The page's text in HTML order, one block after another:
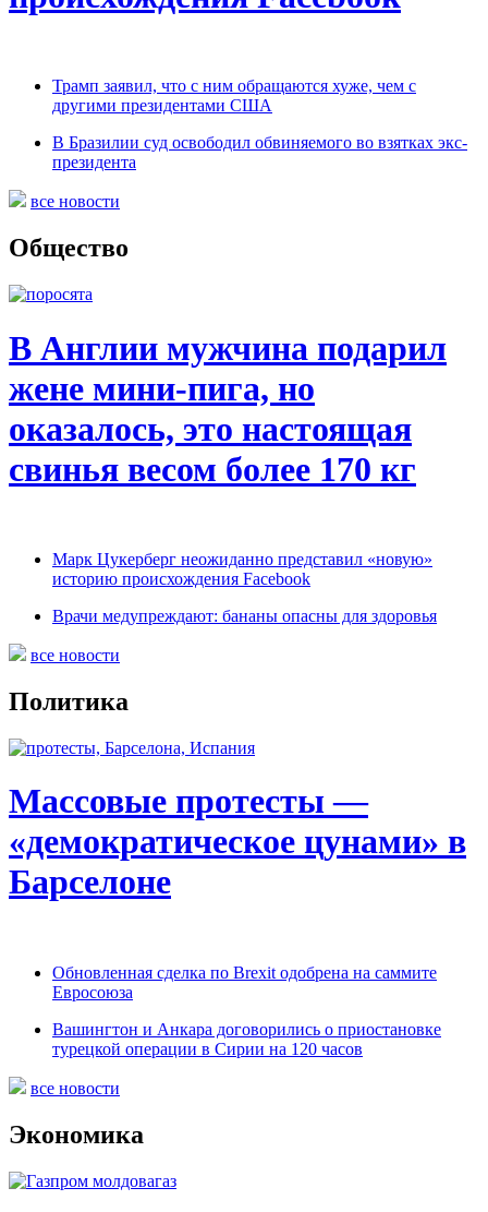
Трамп заявил, что с ним обращаются хуже, чем с
другими президентами США
В Бразилии суд освободил обвиняемого во взятках экс-
президента
все новости
Общество
В Англии мужчина подарил
жене мини-пига, но
оказалось, это настоящая
свинья весом более 170 кг
Марк Цукерберг неожиданно представил «новую»
историю происхождения Facebook
Врачи медупреждают: бананы опасны для здоровья
все новости
Политика
Массовые протесты —
«демократическое цунами» в
Барселоне
Обновленная сделка по Brexit одобрена на саммите
Евросоюза
Вашингтон и Анкара договорились о приостановке
турецкой операции в Сирии на 120 часов
все новости
Экономика